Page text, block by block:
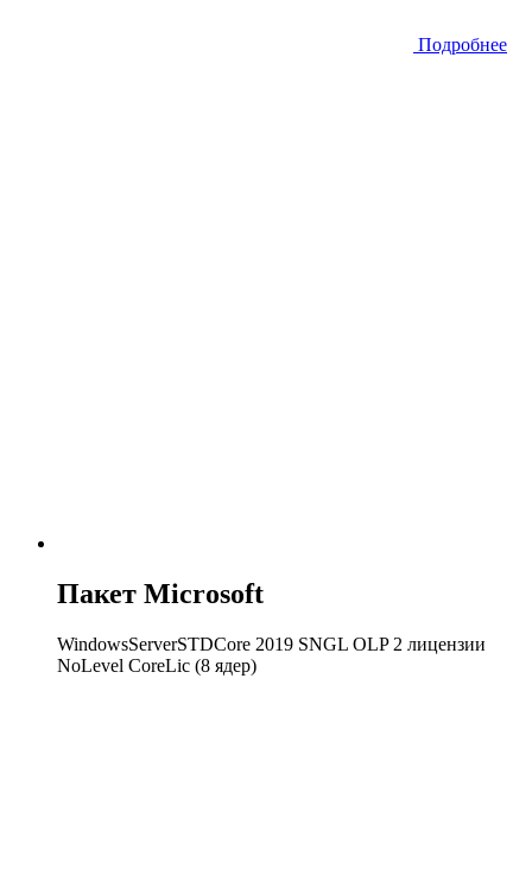
Подробнее
Пакет Microsoft
WindowsServerSTDCore 2019 SNGL OLP 2 лицензии
NoLevel CoreLic (8 ядер)